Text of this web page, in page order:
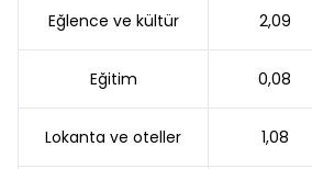
Eğlence ve kültür 2,09
Eğitim 0,08
Lokanta ve oteller 1,08